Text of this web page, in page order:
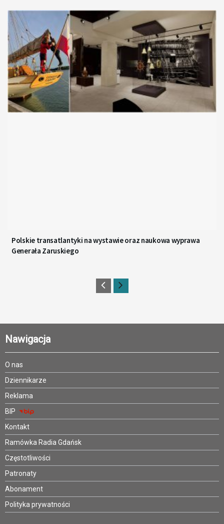
Polskie transatlantyki na wystawie oraz naukowa wyprawa
Generała Zaruskiego
Nawigacja
O nas
Dziennikarze
Reklama
BIP
Kontakt
Ramówka Radia Gdańsk
Częstotliwości
Patronaty
Abonament
Polityka prywatności